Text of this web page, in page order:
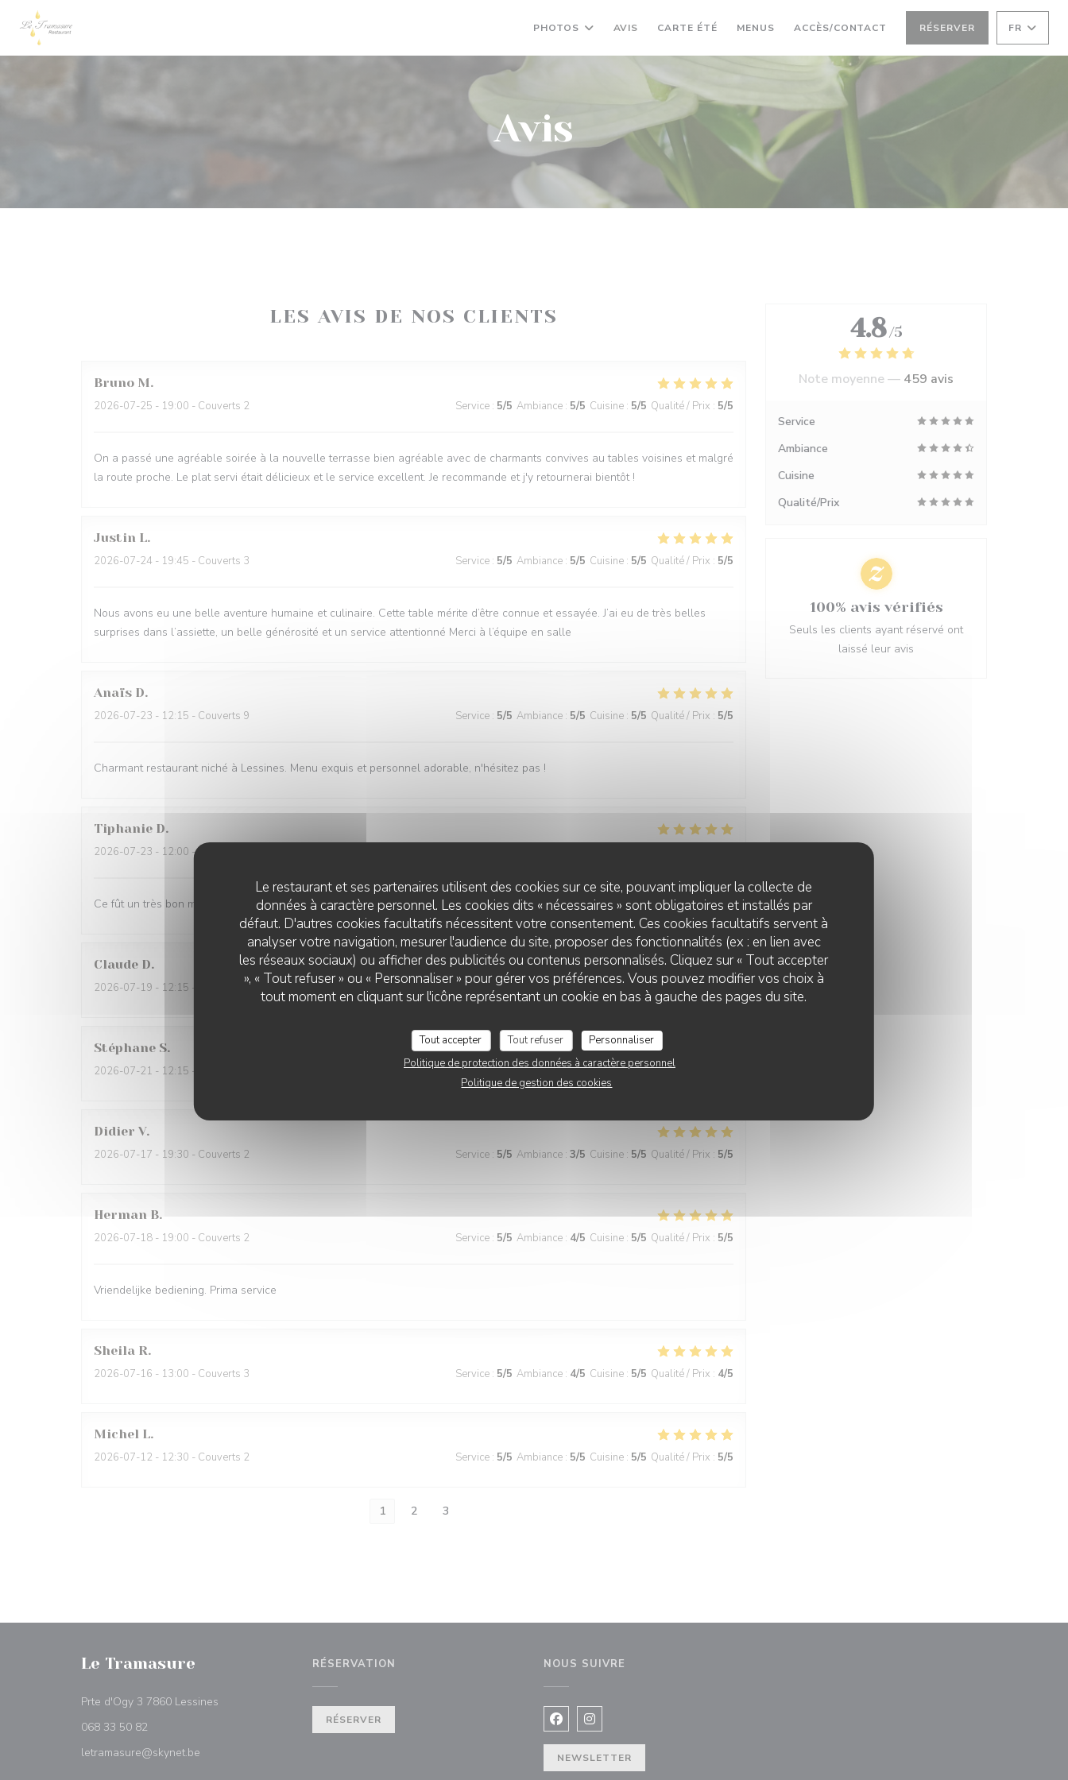
Personnalisation de vos choix en matière de cookies
Le restaurant et ses partenaires utilisent des cookies sur ce site, pouvant impliquer la collecte de
données à caractère personnel. Les cookies dits « nécessaires » sont obligatoires et installés par
défaut. D'autres cookies facultatifs nécessitent votre consentement. Ces cookies facultatifs servent à
analyser votre navigation, mesurer l'audience du site, proposer des fonctionnalités (ex : en lien avec
les réseaux sociaux) ou afficher des publicités ou contenus personnalisés. Cliquez sur « Tout accepter
», « Tout refuser » ou « Personnaliser » pour gérer vos préférences. Vous pouvez modifier vos choix à
tout moment en cliquant sur l'icône représentant un cookie en bas à gauche des pages du site.
Tout accepter Tout refuser
Personnaliser
Politique de protection des données à caractère personnel
Politique de gestion des cookies
PHOTOS AVIS CARTE ÉTÉ ((OUVRE UNE NOUVELLE FENÊTRE))
MENUS((OUVRE UNE NOUVELLE FENÊTRE))
ACCÈS/CONTACT RÉSERVER FR
Avis
LES AVIS DE NOS CLIENTS
Bruno M
2026-07-25 - 19:00 - Couverts 2 Service : 5/5 Ambiance : 5/5 Cuisine : 5/5 Qualité / Prix : 5/5
On a passé une agréable soirée à la nouvelle terrasse bien agréable avec de charmants convives au tables voisines et malgré
la route proche. Le plat servi était délicieux et le service excellent. Je recommande et j'y retournerai bientôt !
Justin L
2026-07-24 - 19:45 - Couverts 3 Service : 5/5 Ambiance : 5/5 Cuisine : 5/5 Qualité / Prix : 5/5
Nous avons eu une belle aventure humaine et culinaire. Cette table mérite d’être connue et essayée. J’ai eu de très belles
surprises dans l’assiette, un belle générosité et un service attentionné Merci à l’équipe en salle
Anaïs D
2026-07-23 - 12:15 - Couverts 9 Service : 5/5 Ambiance : 5/5 Cuisine : 5/5 Qualité / Prix : 5/5
Charmant restaurant niché à Lessines. Menu exquis et personnel adorable, n'hésitez pas !
Tiphanie D
2026-07-23 - 12:00 - Couverts 2
Ce fût un très bon moment. Des mets succulents et une belle présentation, avec une belle générosité. Je recommande.
Claude D
2026-07-19 - 12:15 - Couverts 2 Service :5/5 Ambiance :4 /5 Cuisine 5 /5 Qualité / Prix : 5/5
Stéphane S
2026-07-21 - 12:15 - Couverts 2 Service:5/5 Ambiance:5/5 Cuisine: 5/5 Qualité / Prix
Didier V
2026-07-17 - 19:30 - Couverts 2 Service : 5/5 Ambiance : 3/5 Cuisine : 5/5 Qualité / Prix : 5/5
Herman B
2026-07-18 - 19:00 - Couverts 2 Service : 5/5 Ambiance : 4/5 Cuisine : 5/5 Qualité / Prix : 5/5
Vriendelijke bediening. Prima service
Sheila R
2026-07-16 - 13:00 - Couverts 3 Service : 5/5 Ambiance : 4/5 Cuisine : 5/5 Qualité / Prix : 4/5
Michel L
2026-07-12 - 12:30 - Couverts 2 Service : 5/5 Ambiance : 5/5 Cuisine : 5/5 Qualité / Prix : 5/5
1 2 3
4.8 /5
Note moyenne — 459 avis
Service
Ambiance
Cuisine
Qualité/Prix
100% avis vérifiés
Seuls les clients ayant réservé ont
laissé leur avis
Le Tramasure
Prte d'Ogy 3 7860 Lessines
068 33 50 82
letramasure@skynet.be
RÉSERVATION
RÉSERVER
NOUS SUIVRE
Facebook ((ouvre une nouvelle fenêtre))
Instagram ((ouvre une nouvelle fenêtre))
NEWSLETTER